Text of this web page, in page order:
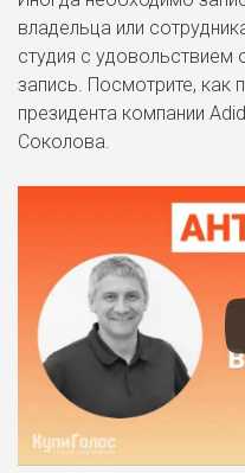
владельца или
студия с удовольствием
запись. Посмотрите, как
президента компании
Соколова.